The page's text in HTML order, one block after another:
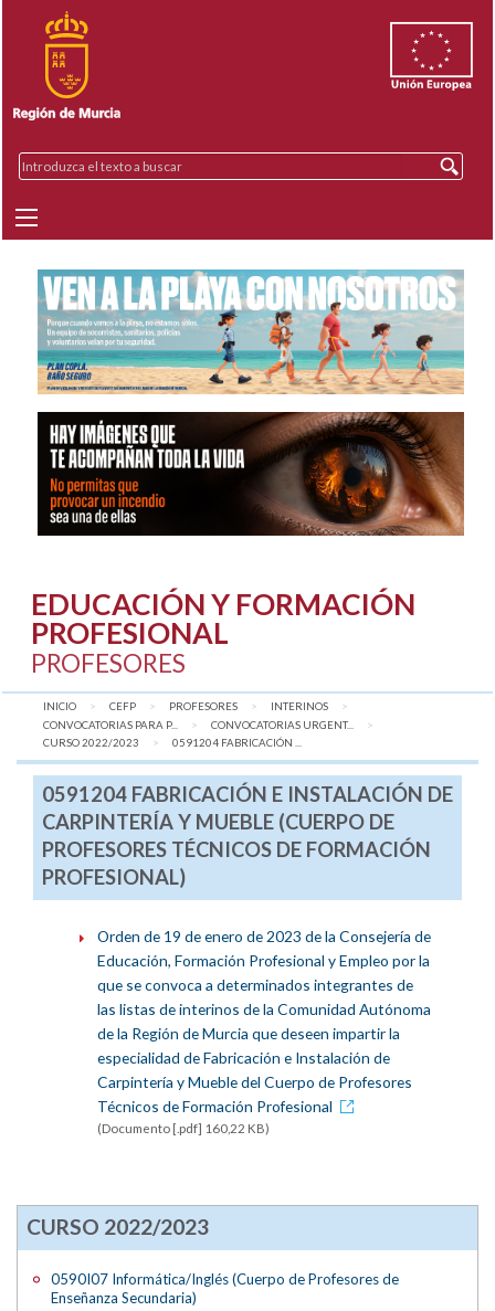
EDUCACIÓN Y FORMACIÓN
PROFESIONAL
PROFESORES
INICIO CEFP PROFESORES
INTERINOS
CONVOCATORIAS PARA P...
CONVOCATORIAS URGENT...
CURSO 2022/2023
AQUÍ:
0591204 FABRICACIÓN ...
0591204 FABRICACIÓN E INSTALACIÓN DE
CARPINTERÍA Y MUEBLE (CUERPO DE
PROFESORES TÉCNICOS DE FORMACIÓN
PROFESIONAL)
Orden de 19 de enero de 2023 de la Consejería de
Educación, Formación Profesional y Empleo por la
que se convoca a determinados integrantes de
las listas de interinos de la Comunidad Autónoma
de la Región de Murcia que deseen impartir la
especialidad de Fabricación e Instalación de
Carpintería y Mueble del Cuerpo de Profesores
Técnicos de Formación Profesional
(Documento [.pdf] 160,22 KB)
CURSO 2022/2023
0590I07 Informática/Inglés (Cuerpo de Profesores de
Enseñanza Secundaria)